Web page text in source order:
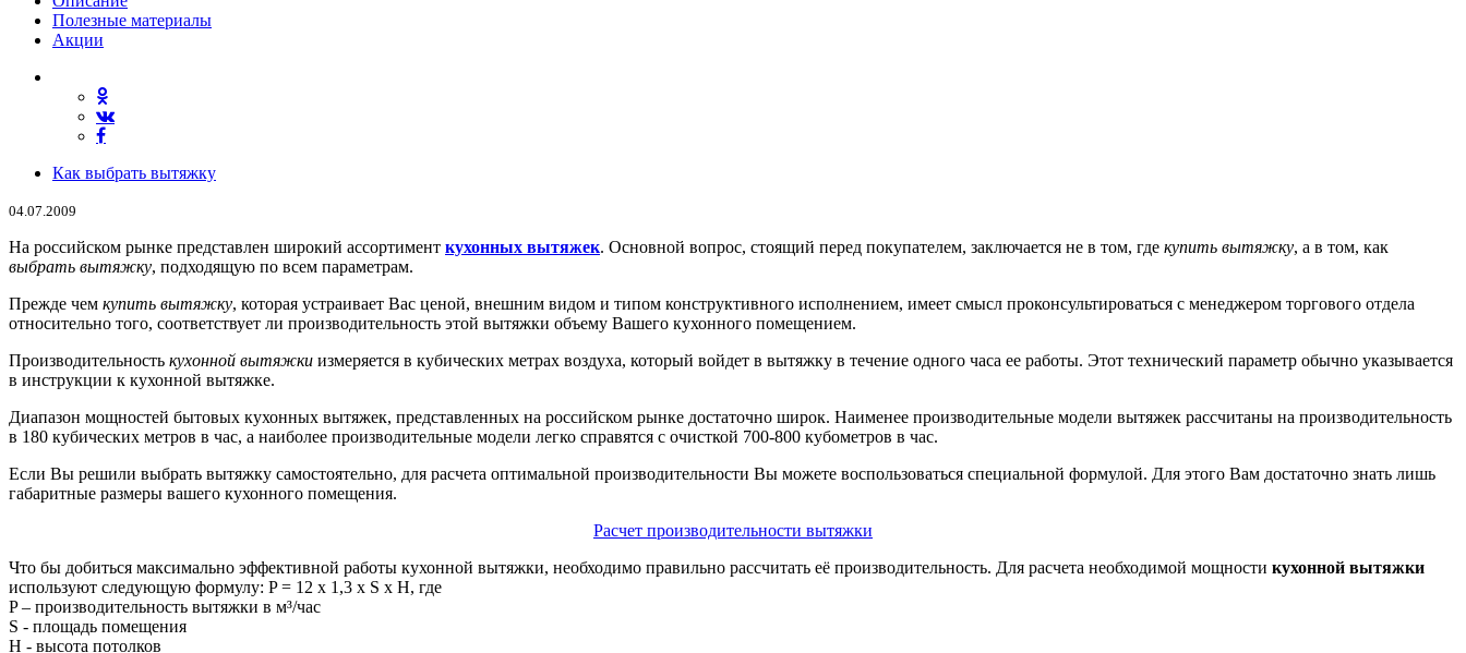
Полезные материалы
Акции
Как выбрать вытяжку
04.07.2009
На российском рынке представлен широкий ассортимент кухонных вытяжек. Основной вопрос, стоящий перед покупателем, заключается не в том, где купить вытяжку, а в том, как
выбрать вытяжку, подходящую по всем параметрам.
Прежде чем купить вытяжку, которая устраивает Вас ценой, внешним видом и типом конструктивного исполнением, имеет смысл проконсультироваться с менеджером торгового отдела
относительно того, соответствует ли производительность этой вытяжки объему Вашего кухонного помещением.
Производительность кухонной вытяжки измеряется в кубических метрах воздуха, который войдет в вытяжку в течение одного часа ее работы. Этот технический параметр обычно указывается
в инструкции к кухонной вытяжке.
Диапазон мощностей бытовых кухонных вытяжек, представленных на российском рынке достаточно широк. Наименее производительные модели вытяжек рассчитаны на производительность
в 180 кубических метров в час, а наиболее производительные модели легко справятся с очисткой 700-800 кубометров в час.
Если Вы решили выбрать вытяжку самостоятельно, для расчета оптимальной производительности Вы можете воспользоваться специальной формулой. Для этого Вам достаточно знать лишь
габаритные размеры вашего кухонного помещения.
Расчет производительности вытяжки
Что бы добиться максимально эффективной работы кухонной вытяжки, необходимо правильно рассчитать её производительность. Для расчета необходимой мощности кухонной вытяжки
используют следующую формулу: P = 12 х 1,3 х S х H, где
P – производительность вытяжки в м³/час
S - площадь помещения
H - высота потолков